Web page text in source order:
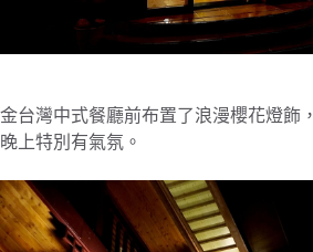
金台灣中式餐廳前布置了浪漫櫻花燈飾，
晚上特別有氣氛。